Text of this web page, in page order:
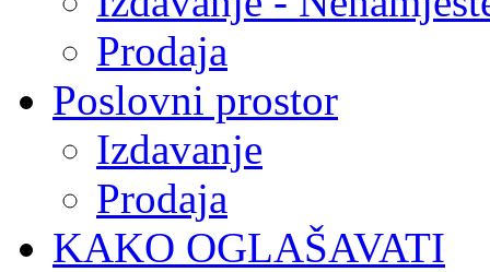
Prodaja
Poslovni prostor
Izdavanje
Prodaja
KAKO OGLAŠAVATI